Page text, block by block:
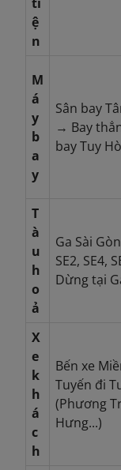
ệ
n
M
á
y
b
a
y
Sân bay
→ Bay
bay Tuy
T
à
u
h
o
ả
Ga Sài
SE2, SE4,
Dừng tại
X
e
k
h
á
c
h
Bến xe
Tuyến đi
(Phương
Hưng...)